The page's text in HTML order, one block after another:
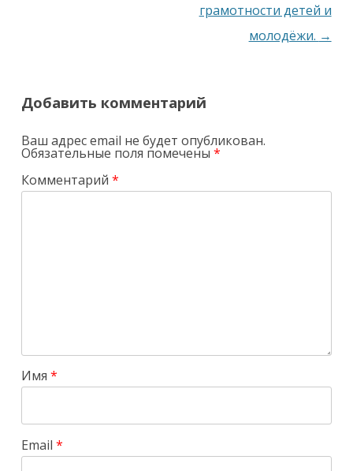
грамотности детей и
молодёжи. →
Добавить комментарий
Ваш адрес email не будет опубликован.
Обязательные поля помечены*
Комментарий*
Имя*
Email*